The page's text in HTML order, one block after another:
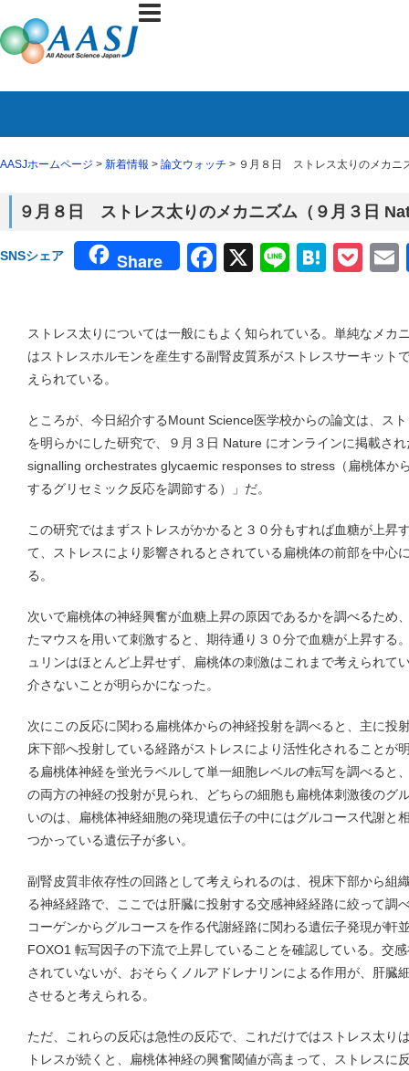
AASJホームページ > 新着情報 > 論文ウォッチ > ９月８日 ストレス太りのメカニ
９月８日 ストレス太りのメカニズム（９月３日
SNSシェア Share Facebook
X Line
ストレス太りについては一般にもよく知られている。単純なメカ
はストレスホルモンを産生する副腎皮質系がストレスサーキット
えられている。
ところが、今日紹介するMount Science医学校からの論文は、ス
を明らかにした研究で、９月３日 Nature にオンラインに掲載さ
signalling orchestrates glycaemic responses to stress（扁桃体か
するグリセミック反応を調節する）」だ。
この研究ではまずストレスがかかると３０分もすれば血糖が上昇
て、ストレスにより影響されるとされている扁桃体の前部を中心
る。
次いで扁桃体の神経興奮が血糖上昇の原因であるかを調べるため
たマウスを用いて刺激すると、期待通り３０分で血糖が上昇する
ュリンはほとんど上昇せず、扁桃体の刺激はこれまで考えられて
介さないことが明らかになった。
次にこの反応に関わる扁桃体からの神経投射を調べると、主に投
床下部へ投射している経路がストレスにより活性化されることが
る扁桃体神経を蛍光ラベルして単一細胞レベルの転写を調べると
の両方の神経の投射が見られ、どちらの細胞も扁桃体刺激後のグ
いのは、扁桃体神経細胞の発現遺伝子の中にはグルコース代謝と
つかっている遺伝子が多い。
副腎皮質非依存性の回路として考えられるのは、視床下部から組
る神経経路で、ここでは肝臓に投射する交感神経経路に絞って調
コーゲンからグルコースを作る代謝経路に関わる遺伝子発現が軒
FOXO1 転写因子の下流で上昇していることを確認している。交
されていないが、おそらくノルアドレナリンによる作用が、肝臓
させると考えられる。
ただ、これらの反応は急性の反応で、これだけではストレス太り
トレスが続くと、扁桃体神経の興奮閾値が高まって、ストレスに